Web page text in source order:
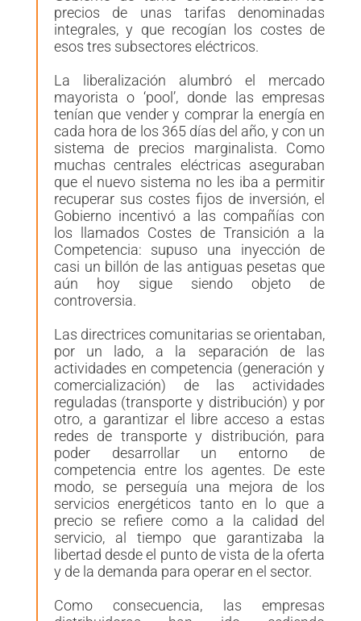
precios de unas tarifas denominadas
integrales, y que recogían los costes de
esos tres subsectores eléctricos.
La liberalización alumbró el mercado
mayorista o ‘pool’, donde las empresas
tenían que vender y comprar la energía en
cada hora de los 365 días del año, y con un
sistema de precios marginalista. Como
muchas centrales eléctricas aseguraban
que el nuevo sistema no les iba a permitir
recuperar sus costes fijos de inversión, el
Gobierno incentivó a las compañías con
los llamados Costes de Transición a la
Competencia: supuso una inyección de
casi un billón de las antiguas pesetas que
aún hoy sigue siendo objeto de
controversia.
Las directrices comunitarias se orientaban,
por un lado, a la separación de las
actividades en competencia (generación y
comercialización) de las actividades
reguladas (transporte y distribución) y por
otro, a garantizar el libre acceso a estas
redes de transporte y distribución, para
poder desarrollar un entorno de
competencia entre los agentes. De este
modo, se perseguía una mejora de los
servicios energéticos tanto en lo que a
precio se refiere como a la calidad del
servicio, al tiempo que garantizaba la
libertad desde el punto de vista de la oferta
y de la demanda para operar en el sector.
Como consecuencia, las empresas